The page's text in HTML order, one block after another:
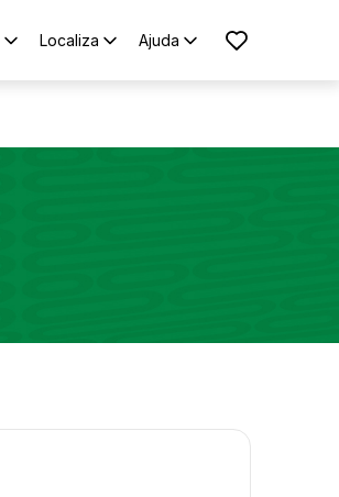
Localiza Ajuda